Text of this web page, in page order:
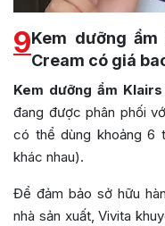
9Kem dưỡng
Cream có giá
Kem dưỡng ẩm
đang được phân phối
có thể dùng khoảng 6
khác nhau).
Để đảm bảo sở hữu
nhà sản xuất, Vivita